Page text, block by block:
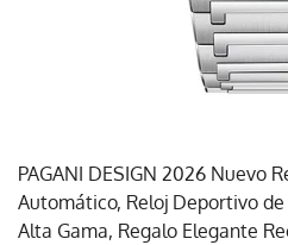
PAGANI DESIGN 2026 Nuevo
Automático, Reloj Deportivo
Alta Gama, Regalo Elegante